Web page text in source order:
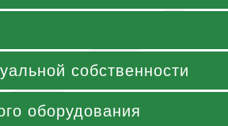
собственности
оборудования